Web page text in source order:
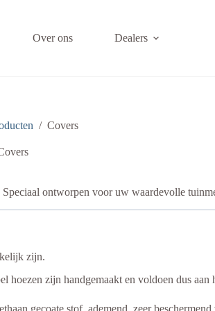
Over ons Dealers
/ Covers
ontworpen voor uw waardevolle
zijn.
hoezen zijn handgemaakt en voldoen dus aan
gecoate stof, ademend, zeer